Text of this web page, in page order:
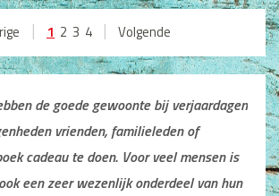
| 1 2 3 4 | Volgende
de goede gewoonte bij verjaardagen
vrienden, familieleden of
cadeau te doen. Voor veel mensen is
een zeer wezenlijk onderdeel van hun